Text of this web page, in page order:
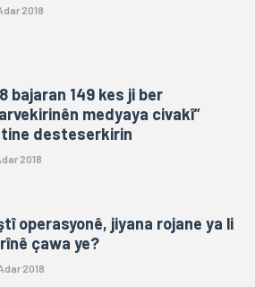
2018
bajaran 149 kes ji ber
medyaya civakî”
desteserkirin
2018
operasyonê, jiyana rojane ya li
çawa ye?
2018